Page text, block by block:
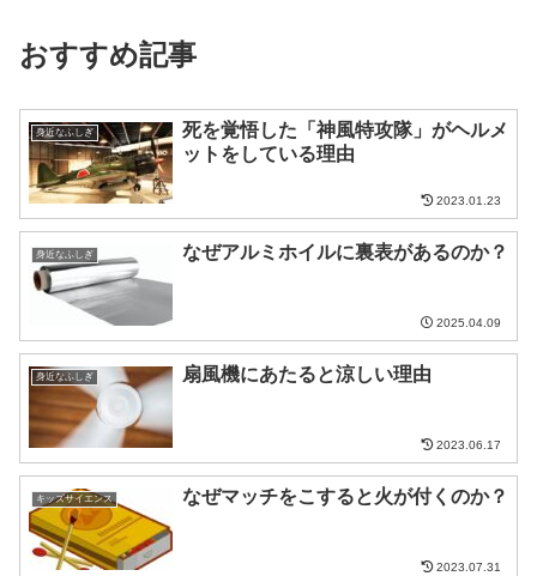
おすすめ記事
身近なふしぎ
死を覚悟した「神風特攻隊」がヘルメ
ットをしている理由
2023.01.23
身近なふしぎ なぜアルミホイルに裏表があるのか？
2025.04.09
身近なふしぎ 扇風機にあたると涼しい理由
2023.06.17
キッズサイエンス なぜマッチをこすると火が付くのか？
2023.07.31